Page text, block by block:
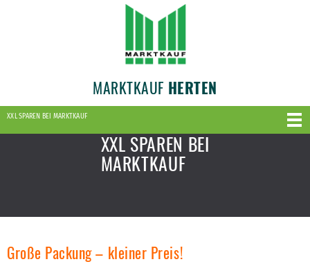
MARKTKAUF HERTEN
XXL SPAREN BEI MARKTKAUF
XXL SPAREN BEI
MARKTKAUF
Große Packung – kleiner Preis!